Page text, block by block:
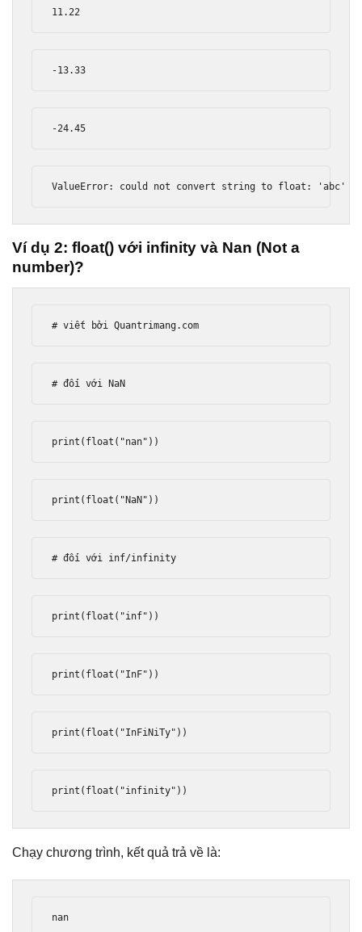
11.22
-13.33
-24.45
ValueError: could not convert string to float : 'abc'
Ví dụ 2: float() với infinity và Nan (Not a
number)?
# viết bởi Quantrimang.com
# đối với NaN
print ( float ( "nan" ))
print ( float ( "NaN" ))
# đối với inf/infinity
print ( float ( "inf" ))
print ( float ( "InF" ))
print ( float ( "InFiNiTy" ))
print ( float ( "infinity" ))
Chạy chương trình, kết quả trả về là:
nan